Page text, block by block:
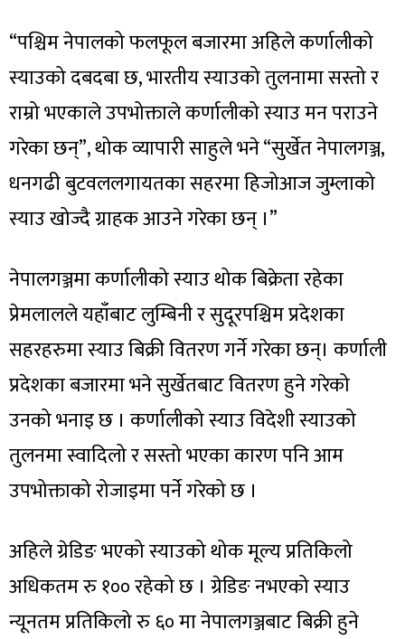
“पश्चिम नेपालको फलफूल बजारमा अहिले कर्णालीको
स्याउको दबदबा छ, भारतीय स्याउको तुलनामा सस्तो र
राम्रो भएकाले उपभोक्ताले कर्णालीको स्याउ मन पराउने
गरेका छन्”, थोक व्यापारी साहुले भने “सुर्खेत नेपालगञ्ज,
धनगढी बुटवललगायतका सहरमा हिजोआज जुम्लाको
स्याउ खोज्दै ग्राहक आउने गरेका छन् ।”
नेपालगञ्जमा कर्णालीको स्याउ थोक बिक्रेता रहेका
प्रेमलालले यहाँबाट लुम्बिनी र सुदूरपश्चिम प्रदेशका
सहरहरुमा स्याउ बिक्री वितरण गर्ने गरेका छन्। कर्णाली
प्रदेशका बजारमा भने सुर्खेतबाट वितरण हुने गरेको
उनको भनाइ छ । कर्णालीको स्याउ विदेशी स्याउको
तुलनमा स्वादिलो र सस्तो भएका कारण पनि आम
उपभोक्ताको रोजाइमा पर्ने गरेको छ ।
अहिले ग्रेडिङ भएको स्याउको थोक मूल्य प्रतिकिलो
अधिकतम रु १०० रहेको छ । ग्रेडिङ नभएको स्याउ
न्यूनतम प्रतिकिलो रु ६० मा नेपालगञ्जबाट बिक्री हुने